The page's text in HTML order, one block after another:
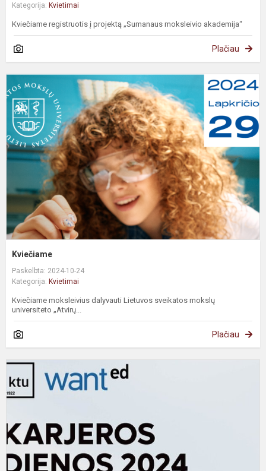
Kategorija: Kvietimai
Kviečiame registruotis į projektą „Sumanaus moksleivio akademija“
Plačiau
Kviečiame
Paskelbta: 2024-10-24
Kategorija: Kvietimai
Kviečiame moksleivius dalyvauti Lietuvos sveikatos mokslų
universiteto „Atvirų...
Plačiau